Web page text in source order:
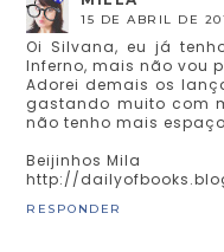
15 DE ABRIL DE
Oi Silvana, eu já
Inferno, mais não vou
Adorei demais os
gastando muito com
não tenho mais
Beijinhos Mila
http://
RESPONDER